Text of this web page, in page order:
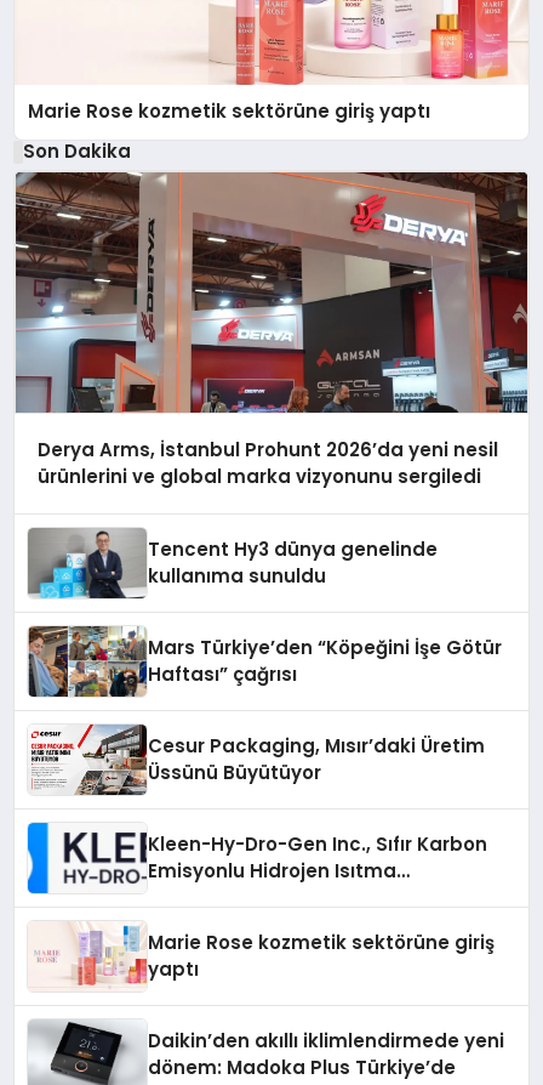
Marie Rose kozmetik sektörüne giriş yaptı
Son Dakika
Derya Arms, İstanbul Prohunt 2026’da yeni nesil
ürünlerini ve global marka vizyonunu sergiledi
Tencent Hy3 dünya genelinde
kullanıma sunuldu
Mars Türkiye’den “Köpeğini İşe Götür
Haftası” çağrısı
Cesur Packaging, Mısır’daki Üretim
Üssünü Büyütüyor
Kleen-Hy-Dro-Gen Inc., Sıfır Karbon
Emisyonlu Hidrojen Isıtma
Marie Rose kozmetik sektörüne giriş
yaptı
Daikin’den akıllı iklimlendirmede yeni
dönem: Madoka Plus Türkiye’de